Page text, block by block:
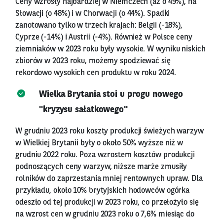
Ceny wzrosły najbardziej w Niemczech (aż o 49%), na
Słowacji (o 48%) i w Chorwacji (o 44%). Spadki
zanotowano tylko w trzech krajach: Belgii (-18%),
Cyprze (-14%) i Austrii (-4%). Również w Polsce ceny
ziemniaków w 2023 roku były wysokie. W wyniku niskich
zbiorów w 2023 roku, możemy spodziewać się
rekordowo wysokich cen produktu w roku 2024.
Wielka Brytania stoi u progu nowego
"kryzysu sałatkowego"
W grudniu 2023 roku koszty produkcji świeżych warzyw
w Wielkiej Brytanii były o około 50% wyższe niż w
grudniu 2022 roku. Poza wzrostem kosztów produkcji
podnoszących ceny warzyw, niższe marże zmusiły
rolników do zaprzestania mniej rentownych upraw. Dla
przykładu, około 10% brytyjskich hodowców ogórka
odeszło od tej produkcji w 2023 roku, co przełożyło się
na wzrost cen w grudniu 2023 roku o 7,6% miesiąc do